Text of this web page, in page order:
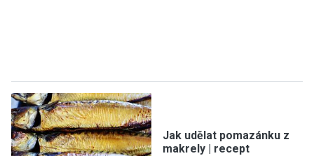
Jak udělat pomazánku z
makrely | recept